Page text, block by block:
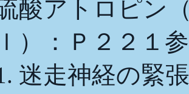
酸アトロピン
ｌ）：Ｐ２２１
迷走神経の緊